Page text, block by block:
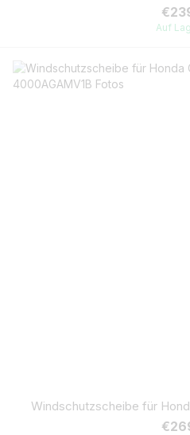
Auf
Windschutzscheibe für